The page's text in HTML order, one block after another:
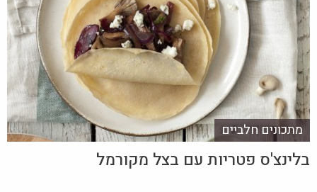
מתכונים חלביים
בלינצ'ס פטריות עם בצל מקורמל